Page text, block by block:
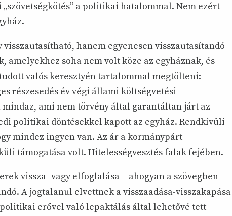
„szövetségkötés” a politikai hatalommal. Nem ezért
hanem egyenesen visszautasítandó
amelyekhez soha nem volt köze az egyháznak, és
valós keresztyén tartalommal megtölteni:
részesedés év végi állami költségvetési
ami nem törvény által garantáltan járt az
politikai döntésekkel kapott az egyház. Rendkívüli
mindez ingyen van. Az ár a kormánypárt
támogatása volt. Hitelességvesztés falak fejében.
vissza- vagy elfoglalása – ahogyan a szövegben
A jogtalanul elvettnek a visszaadása-visszakapása
erővel való lepaktálás által lehetővé tett